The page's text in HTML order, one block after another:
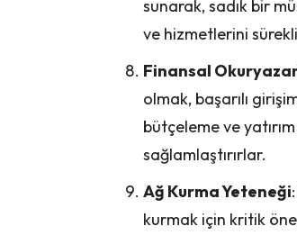
sunarak, sadık bir
ve hizmetlerini
Finansal
olmak, başarılı
bütçeleme ve
sağlamlaştırırlar.
Ağ Kurma Yeteneği
kurmak için kritik